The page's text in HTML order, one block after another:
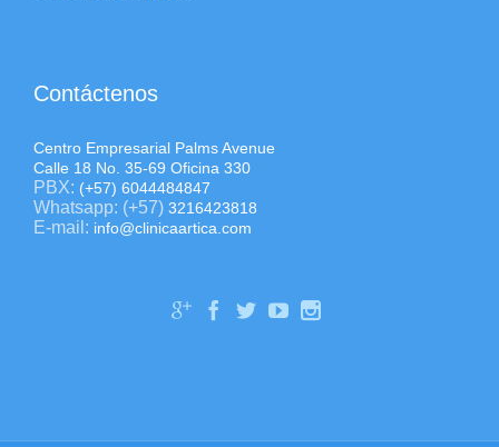
Contáctenos
Centro Empresarial Palms Avenue
Calle 18 No. 35-69 Oficina 330
PBX: (+57) 6044484847
Whatsapp: (+57) 3216423818
E-mail: info@clinicaartica.com
    